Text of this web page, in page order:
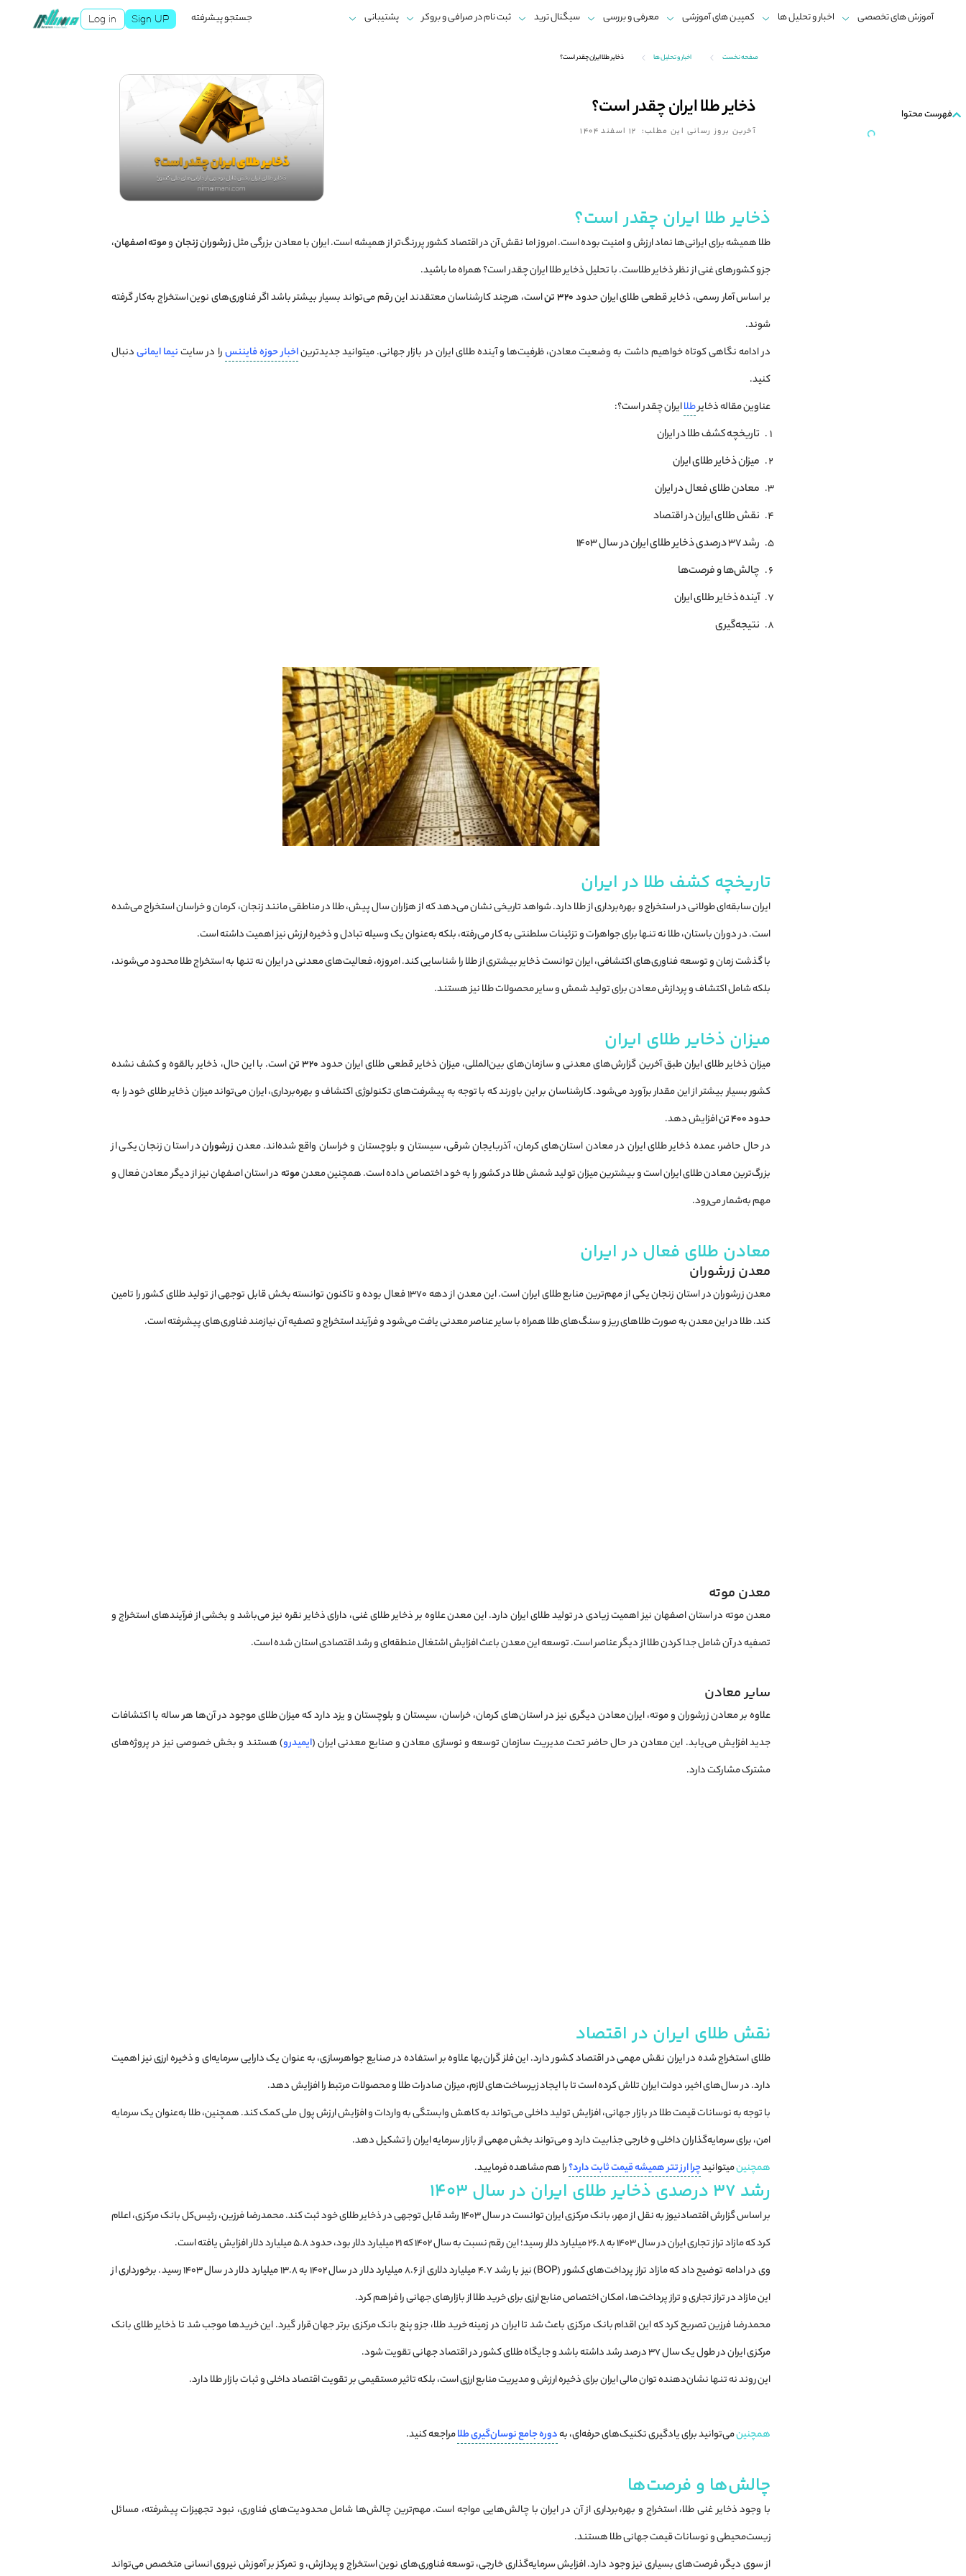
Log in Sign UP جستجو پیشرفته آموزش های تخصصی اخبار و تحلیل ها کمپین های آموزشی معرفی و بررسی سیگنال ترید ثبت نام در صرافی و بروکر پشتیبانی
صفحه نخست اخبار و تحلیل ها ذخایر طلا ایران چقدر است؟
ذخایر طلا ایران چقدر است؟
آخرین بروز رسانی این مطلب: 12 اسفند 1404
ذخایر طلا ایران چقدر است؟
طلا همیشه برای ایرانی‌ها نماد ارزش و امنیت بوده است. امروز اما نقش آن در اقتصاد کشور پررنگ‌تر از همیشه است. ایران با معادن بزرگی مثلزرشوران زنجانوموته اصفهان،
جزو کشورهای غنی از نظر ذخایر طلاست. با تحلیل ذخایر طلا ایران چقدر است؟ همراه ما باشید.
بر اساس آمار رسمی، ذخایر قطعی طلای ایران حدود۳۲۰ تن
است، هرچند کارشناسان معتقدند این رقم می‌تواند بسیار بیشتر باشد اگر فناوری‌های نوین استخراج به‌کار گرفته
شوند.
در ادامه نگاهی کوتاه خواهیم داشت به وضعیت معادن، ظرفیت‌ها و آینده طلای ایران در بازار جهانی. میتوانید جدیدتریناخبارحوزهفایننسرا در سایتنیما ایمانیدنبال
کنید.
عناوین مقاله ذخایرطلاایران چقدر است؟:
تاریخچه کشف طلا در ایران
میزان ذخایر طلای ایران
معادن طلای فعال در ایران
نقش طلای ایران در اقتصاد
رشد ۳۷ درصدی ذخایر طلای ایران در سال ۱۴۰۳
چالش‌ها و فرصت‌ها
آینده ذخایر طلای ایران
نتیجه‌گیری
تاریخچه کشف طلا در ایران
ایران سابقه‌ای طولانی در استخراج و بهره‌برداری از طلا دارد. شواهد تاریخی نشان می‌دهد که از هزاران سال پیش، طلا در مناطقی مانند زنجان، کرمان و خراسان استخراج می‌شده
است. در دوران باستان، طلا نه تنها برای جواهرات و تزئینات سلطنتی به کار می‌رفته، بلکه به‌عنوان یک وسیله تبادل و ذخیره ارزش نیز اهمیت داشته است.
با گذشت زمان و توسعه فناوری‌های اکتشافی، ایران توانست ذخایر بیشتری از طلا را شناسایی کند. امروزه، فعالیت‌های معدنی در ایران نه تنها به استخراج طلا محدود می‌شوند،
بلکه شامل اکتشاف و پردازش معادن برای تولید شمش و سایر محصولات طلا نیز هستند.
میزان ذخایر طلای ایران
میزان ذخایر طلای ایران طبق آخرین گزارش‌های معدنی و سازمان‌های بین‌المللی، میزان ذخایر قطعی طلای ایران حدود۳۲۰ تن
است. با این حال، ذخایر بالقوه و کشف نشده
کشور بسیار بیشتر از این مقدار برآورد می‌شود. کارشناسان بر این باورند که با توجه به پیشرفت‌های تکنولوژی اکتشاف و بهره‌برداری، ایران می‌تواند میزان ذخایر طلای خود را به
حدود ۴۰۰ تن
افزایش دهد.
در حال حاضر، عمده ذخایر طلای ایران در معادن استان‌های کرمان، آذربایجان شرقی، سیستان و بلوچستان و خراسان واقع شده‌اند. معدن زرشوراندر استان زنجان یکی از
بزرگ‌ترین معادن طلای ایران است و بیشترین میزان تولید شمش طلا در کشور را به خود اختصاص داده است. همچنین معدنموتهدر استان اصفهان نیز از دیگر معادن فعال و
مهم به‌شمار می‌رود.
معادن طلای فعال در ایران
معدن زرشوران
معدن زرشوران در استان زنجان یکی از مهم‌ترین منابع طلای ایران است. این معدن از دهه ۱۳۷۰ فعال بوده و تاکنون توانسته بخش قابل توجهی از تولید طلای کشور را تامین
کند. طلا در این معدن به صورت طلاهای ریز و سنگ‌های طلا همراه با سایر عناصر معدنی یافت می‌شود و فرآیند استخراج و تصفیه آن نیازمند فناوری‌های پیشرفته است.
معدن موته
معدن موته در استان اصفهان نیز اهمیت زیادی در تولید طلای ایران دارد. این معدن علاوه بر ذخایر طلای غنی، دارای ذخایر نقره نیز می‌باشد و بخشی از فرآیندهای استخراج و
تصفیه در آن شامل جدا کردن طلا از دیگر عناصر است. توسعه این معدن باعث افزایش اشتغال منطقه‌ای و رشد اقتصادی استان شده است.
سایر معادن
علاوه بر معادن زرشوران و موته، ایران معادن دیگری نیز در استان‌های کرمان، خراسان، سیستان و بلوچستان و یزد دارد که میزان طلای موجود در آن‌ها هر ساله با اکتشافات
جدید افزایش می‌یابد. این معادن در حال حاضر تحت مدیریت سازمان توسعه و نوسازی معادن و صنایع معدنی ایران (ایمیدرو) هستند و بخش خصوصی نیز در پروژه‌های
مشترک مشارکت دارد.
نقش طلای ایران در اقتصاد
طلای استخراج شده در ایران نقش مهمی در اقتصاد کشور دارد. این فلز گران‌بها علاوه بر استفاده در صنایع جواهرسازی، به عنوان یک دارایی سرمایه‌ای و ذخیره ارزی نیز اهمیت
دارد. در سال‌های اخیر، دولت ایران تلاش کرده است تا با ایجاد زیرساخت‌های لازم، میزان صادرات طلا و محصولات مرتبط را افزایش دهد.
با توجه به نوسانات قیمت طلا در بازار جهانی، افزایش تولید داخلی می‌تواند به کاهش وابستگی به واردات و افزایش ارزش پول ملی کمک کند. همچنین، طلا به‌عنوان یک سرمایه
امن، برای سرمایه‌گذاران داخلی و خارجی جذابیت دارد و می‌تواند بخش مهمی از بازار سرمایه ایران را تشکیل دهد.
همچنینمیتوانیدچرا ارز تتر همیشه قیمت ثابت دارد؟را هم مشاهده فرمایید.
رشد ۳۷ درصدی ذخایر طلای ایران در سال ۱۴۰۳
بر اساس گزارش اقتصادنیوز به نقل از مهر، بانک مرکزی ایران توانست در سال ۱۴۰۳ رشد قابل توجهی در ذخایر طلای خود ثبت کند. محمدرضا فرزین، رئیس‌کل بانک مرکزی، اعلام
کرد که مازاد تراز تجاری ایران در سال ۱۴۰۳ به ۲۶.۸ میلیارد دلار رسید؛ این رقم نسبت به سال ۱۴۰۲ که ۲۱ میلیارد دلار بود، حدود ۵.۸ میلیارد دلار افزایش یافته است.
وی در ادامه توضیح داد که مازاد تراز پرداخت‌های کشور (BOP) نیز با رشد ۴.۷ میلیارد دلاری از ۸.۶ میلیارد دلار در سال ۱۴۰۲ به ۱۳.۸ میلیارد دلار در سال ۱۴۰۳ رسید. برخورداری از
این مازاد در تراز تجاری و تراز پرداخت‌ها، امکان اختصاص منابع ارزی برای خرید طلا از بازارهای جهانی را فراهم کرد.
محمدرضا فرزین تصریح کرد که این اقدام بانک مرکزی باعث شد تا ایران در زمینه خرید طلا، جزو پنج بانک مرکزی برتر جهان قرار گیرد. این خریدها موجب شد تا ذخایر طلای بانک
مرکزی ایران در طول یک سال ۳۷ درصد رشد داشته باشد و جایگاه طلای کشور در اقتصاد جهانی تقویت شود.
این روند نه تنها نشان‌دهنده توان مالی ایران برای ذخیره ارزش و مدیریت منابع ارزی است، بلکه تاثیر مستقیمی بر تقویت اقتصاد داخلی و ثبات بازار طلا دارد.
همچنینمی‌توانید برای یادگیری تکنیک‌های حرفه‌ای، بهدوره جامع نوسان‌گیری طلامراجعه کنید.
چالش‌ها و فرصت‌ها
با وجود ذخایر غنی طلا، استخراج و بهره‌برداری از آن در ایران با چالش‌هایی مواجه است. مهم‌ترین چالش‌ها شامل محدودیت‌های فناوری، نبود تجهیزات پیشرفته، مسائل
زیست‌محیطی و نوسانات قیمت جهانی طلا هستند.
از سوی دیگر، فرصت‌های بسیاری نیز وجود دارد. افزایش سرمایه‌گذاری خارجی، توسعه فناوری‌های نوین استخراج و پردازش، و تمرکز بر آموزش نیروی انسانی متخصص می‌تواند
فهرست محتوا